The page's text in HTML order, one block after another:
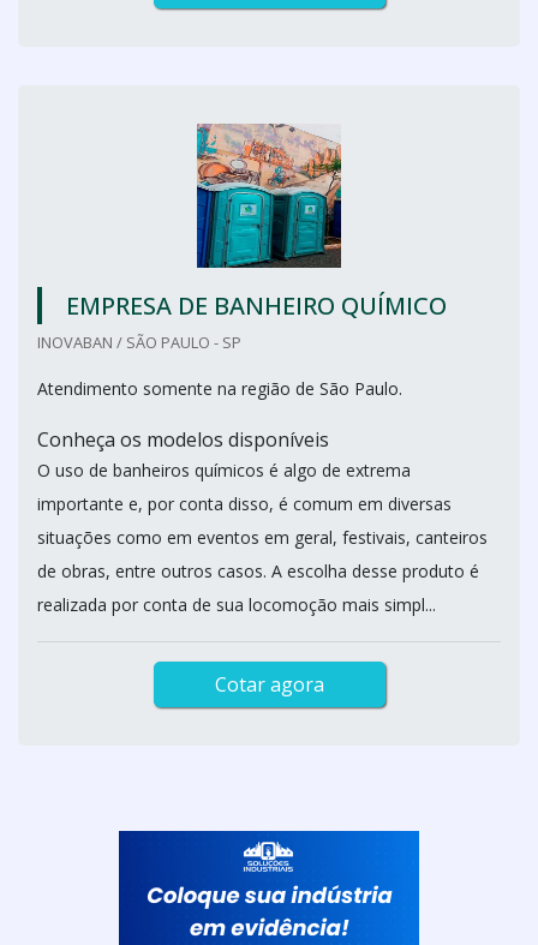
EMPRESA DE BANHEIRO QUÍMICO
INOVABAN / SÃO PAULO - SP
Atendimento somente na região de São Paulo.
Conheça os modelos disponíveis
O uso de banheiros químicos é algo de extrema
importante e, por conta disso, é comum em diversas
situações como em eventos em geral, festivais, canteiros
de obras, entre outros casos. A escolha desse produto é
realizada por conta de sua locomoção mais simpl...
Cotar agora